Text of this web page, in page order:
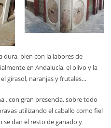
dura, bien con la labores de
en Andalucía, el olivo y la
girasol, naranjas y frutales…
, con gran presencia, sobre todo
utilizando el caballo como fiel
se dan el resto de ganado y